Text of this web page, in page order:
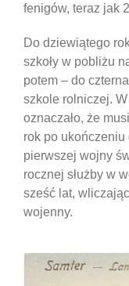
fenigów, teraz jak
Do dziewiątego
szkoły w pobliżu
potem – do
szkole rolniczej.
oznaczało, że
rok po
pierwszej wojny
rocznej służby w
sześć lat,
wojenny.